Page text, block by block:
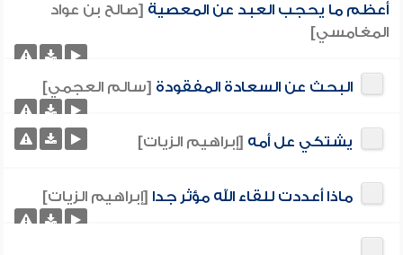
أعظم ما يحجب العبد عن المعصية [صالح بن عواد
المغامسي]
البحث عن السعادة المفقودة [سالم العجمي]
يشتكي عل أمه [إبراهيم الزيات]
ماذا أعددت للقاء الله مؤثر جدا [إبراهيم الزيات]